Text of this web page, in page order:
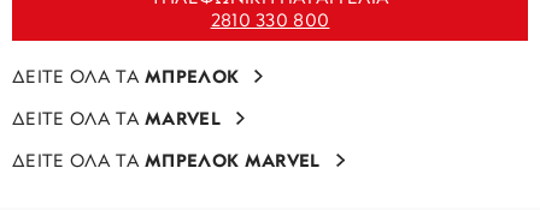
2810 330 800
ΔΕΙΤΕ ΟΛΑ ΤΑΜΠΡΕΛΟΚ
ΔΕΙΤΕ ΟΛΑ ΤΑMARVEL
ΔΕΙΤΕ ΟΛΑ ΤΑΜΠΡΕΛΟΚ MARVEL